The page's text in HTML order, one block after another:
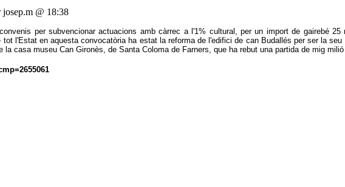
@ 18:38
per subvencionar actuacions amb càrrec a l'1% cultural, per un import de gairebé
l'Estat en aquesta convocatòria ha estat la reforma de l'edifici de can Budallés per ser la
casa museu Can Gironès, de Santa Coloma de Farners, que ha rebut una partida de mig milió